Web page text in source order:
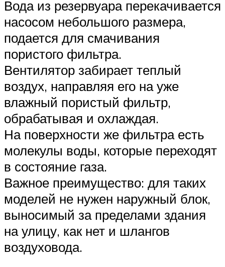
Вода из резервуара перекачивается
насосом небольшого размера,
подается для смачивания
пористого фильтра.
Вентилятор забирает теплый
воздух, направляя его на уже
влажный пористый фильтр,
обрабатывая и охлаждая.
На поверхности же фильтра есть
молекулы воды, которые переходят
в состояние газа.
Важное преимущество: для таких
моделей не нужен наружный блок,
выносимый за пределами здания
на улицу, как нет и шлангов
воздуховода.